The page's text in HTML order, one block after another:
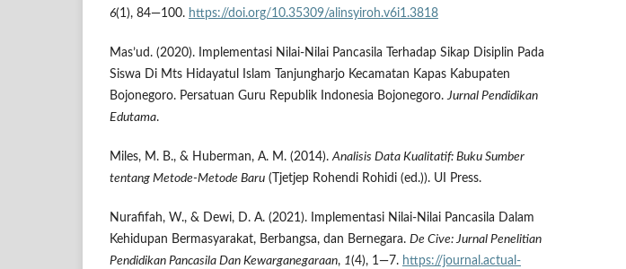
6(1), 84—100. https://doi.org/10.35309/alinsyiroh.v6i1.3818
Mas’ud. (2020). Implementasi Nilai-Nilai Pancasila Terhadap Sikap Disiplin Pada
Siswa Di Mts Hidayatul Islam Tanjungharjo Kecamatan Kapas Kabupaten
Bojonegoro. Persatuan Guru Republik Indonesia Bojonegoro.Jurnal Pendidikan
Edutama.
Miles, M. B., & Huberman, A. M. (2014).Analisis Data Kualitatif: Buku Sumber
tentang Metode-Metode Baru (Tjetjep Rohendi Rohidi (ed.)). UI Press.
Nurafifah, W., & Dewi, D. A. (2021). Implementasi Nilai-Nilai Pancasila Dalam
Kehidupan Bermasyarakat, Berbangsa, dan Bernegara. De Cive: Jurnal Penelitian
Pendidikan Pancasila Dan Kewarganegaraan, 1(4), 1—7. https://journal.actual-